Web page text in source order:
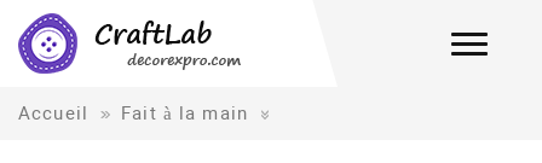
Accueil Fait à la main